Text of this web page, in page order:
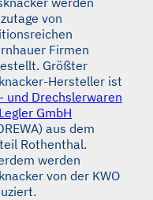
von
Firmen
Größter
Hersteller ist
und Drechslerwaren
GmbH
aus dem
Rothenthal.
werden
von der KWO